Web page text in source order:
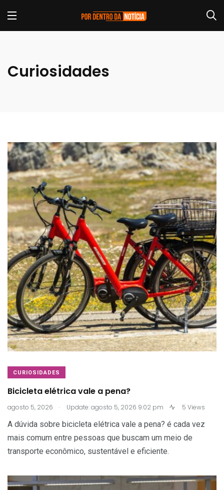
Curiosidades
CURIOSIDADES
Bicicleta elétrica vale a pena?
agosto 5, 2026 . Update: agosto 5, 2026 9:02 pm 5 Views
A dúvida sobre bicicleta elétrica vale a pena? é cada vez
mais comum entre pessoas que buscam um meio de
transporte econômico, sustentável e eficiente.